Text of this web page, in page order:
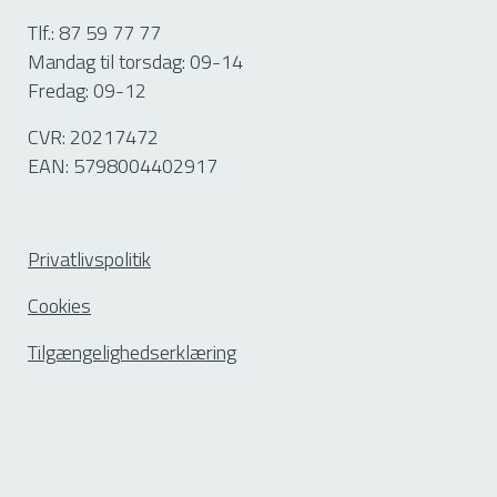
Sommerhuse
vest (Fjellerup
+ Hegedal)
Tidligere
Helårsboliger
+
sommerhuse
Tlf.: 87 59 77 77
Mandag til torsdag: 09-14
Fredag: 09-12
CVR: 20217472
EAN: 5798004402917
Privatlivspolitik
Cookies
Tilgængelighedserklæring